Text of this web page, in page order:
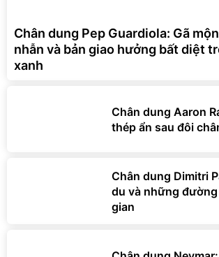
Chân dung Pep Guardiola: Gã
nhẫn và bản giao hưởng bất diệt
xanh
Chân dung Aaron
thép ẩn sau đôi
Chân dung Dimitri
du và những
gian